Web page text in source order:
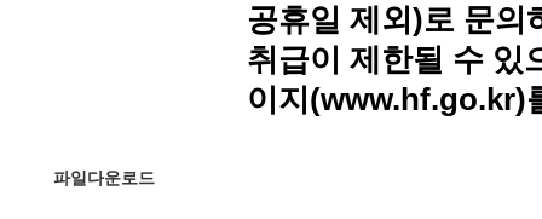
공휴일 제외)로 문의
취급이 제한될 수 있
이지(www.hf.go.kr)
파일다운로드